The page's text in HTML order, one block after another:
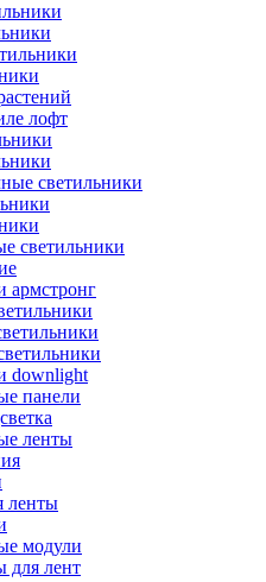
лофт
светильники
светильники
армстронг
downlight
панели
ленты
ленты
модули
для лент